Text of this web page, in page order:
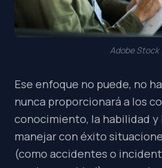
Adobe Stock
Ese enfoque no puede, no
nunca proporcionará a los
conocimiento, la habilidad y
manejar con éxito
(como accidentes o